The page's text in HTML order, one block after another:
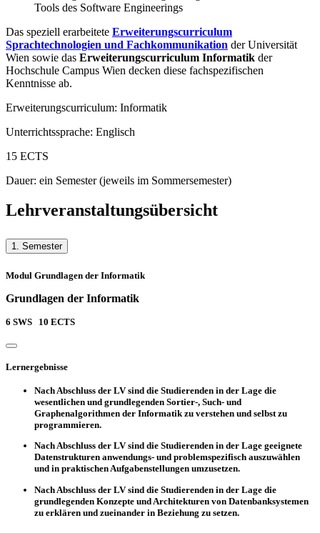
Tools des Software Engineerings
Das speziell erarbeitete Erweiterungscurriculum
Sprachtechnologien und Fachkommunikation der Universität
Wien sowie das Erweiterungscurriculum Informatik der
Hochschule Campus Wien decken diese fachspezifischen
Kenntnisse ab.
Erweiterungscurriculum: Informatik
Unterrichtssprache: Englisch
15 ECTS
Dauer: ein Semester (jeweils im Sommersemester)
Lehrveranstaltungsübersicht
1. Semester
Modul Grundlagen der Informatik
Grundlagen der Informatik
6 SWS 10 ECTS
Lernergebnisse
Nach Abschluss der LV sind die Studierenden in der Lage die
wesentlichen und grundlegenden Sortier-, Such- und
Graphenalgorithmen der Informatik zu verstehen und selbst zu
programmieren.
Nach Abschluss der LV sind die Studierenden in der Lage geeignete
Datenstrukturen anwendungs- und problemspezifisch auszuwählen
und in praktischen Aufgabenstellungen umzusetzen.
Nach Abschluss der LV sind die Studierenden in der Lage die
grundlegenden Konzepte und Architekturen von Datenbanksystemen
zu erklären und zueinander in Beziehung zu setzen.